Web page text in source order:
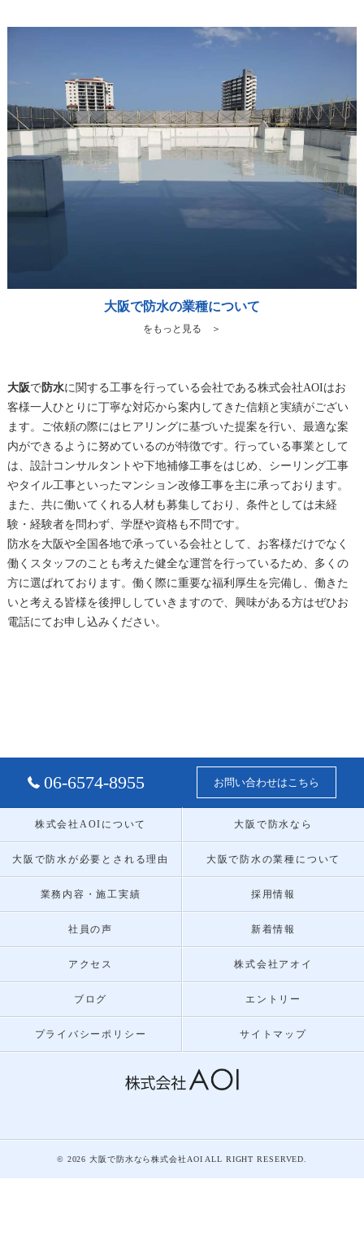
大阪で防水の業種について
をもっと見る ＞
大阪で防水に関する工事を行っている会社である株式会社AOIはお
客様一人ひとりに丁寧な対応から案内してきた信頼と実績がござい
ます。ご依頼の際にはヒアリングに基づいた提案を行い、最適な案
内ができるように努めているのが特徴です。行っている事業として
は、設計コンサルタントや下地補修工事をはじめ、シーリング工事
やタイル工事といったマンション改修工事を主に承っております。
また、共に働いてくれる人材も募集しており、条件としては未経
験・経験者を問わず、学歴や資格も不問です。
防水を大阪や全国各地で承っている会社として、お客様だけでなく
働くスタッフのことも考えた健全な運営を行っているため、多くの
方に選ばれております。働く際に重要な福利厚生を完備し、働きた
いと考える皆様を後押ししていきますので、興味がある方はぜひお
電話にてお申し込みください。
06-6574-8955 お問い合わせはこちら
株式会社AOIについて 大阪で防水なら
大阪で防水が必要とされる理由 大阪で防水の業種について
業務内容・施工実績 採用情報
社員の声 新着情報
アクセス 株式会社アオイ
ブログ エントリー
プライバシーポリシー サイトマップ
© 2026 大阪で防水なら株式会社AOI ALL RIGHT RESERVED.